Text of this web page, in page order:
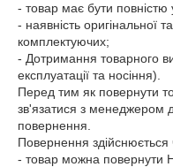
- товар має бути повністю
- наявність оригінальної
комплектуючих;
- Дотримання товарного
експлуатації та носіння).
Перед тим як повернути
зв'язатися з менеджером
повернення.
Повернення
- товар можна повернути